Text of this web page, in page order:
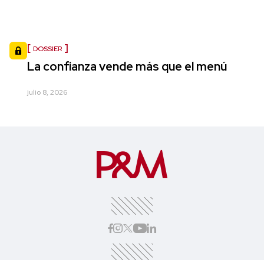
DOSSIER
La confianza vende más que el menú
julio 8, 2026